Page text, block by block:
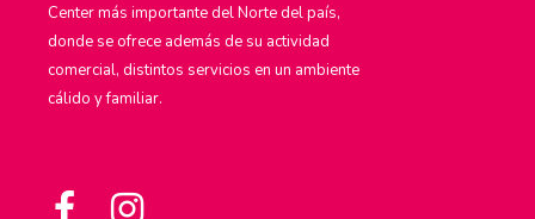
Center más importante del Norte del país,
donde se ofrece además de su actividad
comercial, distintos servicios en un ambiente
cálido y familiar.